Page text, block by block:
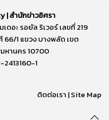
| สำนักข่าวอิศรา
เดอะ รอยัล ริเวอร์ เลขที่ 219
1 แขวง บางพลัด เขต
หานคร 10700
1
ติดต่อเรา |Site Map